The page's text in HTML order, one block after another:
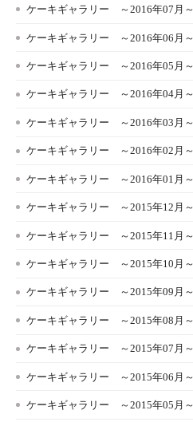
ケーキギャラリー ～2016年07月～
ケーキギャラリー ～2016年06月～
ケーキギャラリー ～2016年05月～
ケーキギャラリー ～2016年04月～
ケーキギャラリー ～2016年03月～
ケーキギャラリー ～2016年02月～
ケーキギャラリー ～2016年01月～
ケーキギャラリー ～2015年12月～
ケーキギャラリー ～2015年11月～
ケーキギャラリー ～2015年10月～
ケーキギャラリー ～2015年09月～
ケーキギャラリー ～2015年08月～
ケーキギャラリー ～2015年07月～
ケーキギャラリー ～2015年06月～
ケーキギャラリー ～2015年05月～